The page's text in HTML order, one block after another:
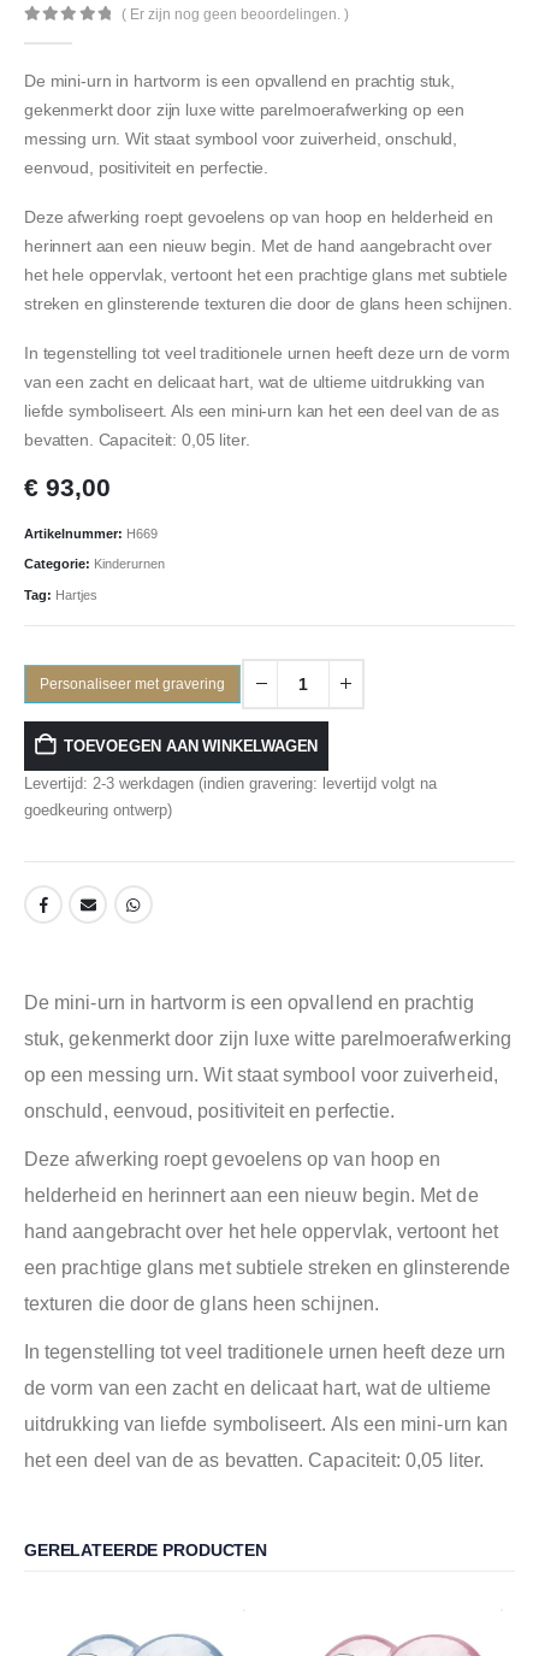
( Er zijn nog geen beoordelingen. )
De mini-urn in hartvorm is een opvallend en prachtig stuk,
gekenmerkt door zijn luxe witte parelmoerafwerking op een
messing urn. Wit staat symbool voor zuiverheid, onschuld,
eenvoud, positiviteit en perfectie.
Deze afwerking roept gevoelens op van hoop en helderheid en
herinnert aan een nieuw begin. Met de hand aangebracht over
het hele oppervlak, vertoont het een prachtige glans met subtiele
streken en glinsterende texturen die door de glans heen schijnen.
In tegenstelling tot veel traditionele urnen heeft deze urn de vorm
van een zacht en delicaat hart, wat de ultieme uitdrukking van
liefde symboliseert. Als een mini-urn kan het een deel van de as
bevatten. Capaciteit: 0,05 liter.
€ 93,00
Artikelnummer: H669
Categorie: Kinderurnen
Tag: Hartjes
Personaliseer met gravering
TOEVOEGEN AAN WINKELWAGEN
Levertijd: 2-3 werkdagen (indien gravering: levertijd volgt na
goedkeuring ontwerp)
De mini-urn in hartvorm is een opvallend en prachtig
stuk, gekenmerkt door zijn luxe witte parelmoerafwerking
op een messing urn. Wit staat symbool voor zuiverheid,
onschuld, eenvoud, positiviteit en perfectie.
Deze afwerking roept gevoelens op van hoop en
helderheid en herinnert aan een nieuw begin. Met de
hand aangebracht over het hele oppervlak, vertoont het
een prachtige glans met subtiele streken en glinsterende
texturen die door de glans heen schijnen.
In tegenstelling tot veel traditionele urnen heeft deze urn
de vorm van een zacht en delicaat hart, wat de ultieme
uitdrukking van liefde symboliseert. Als een mini-urn kan
het een deel van de as bevatten. Capaciteit: 0,05 liter.
GERELATEERDE PRODUCTEN